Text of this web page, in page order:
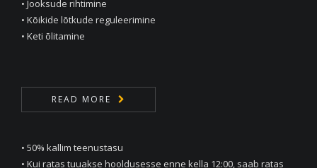
• Jooksude rihtimine
• Kõikide lõtkude reguleerimine
• Keti õlitamine
READ MORE
• 50% kallim teenustasu
• Kui ratas tuuakse hooldusesse enne kella 12:00, saab ratas